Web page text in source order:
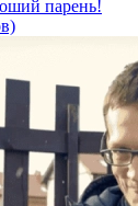
парень!